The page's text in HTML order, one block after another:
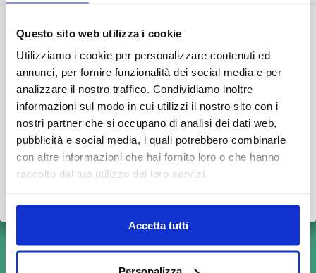
Questo sito web utilizza i cookie
Utilizziamo i cookie per personalizzare contenuti ed
annunci, per fornire funzionalità dei social media e per
analizzare il nostro traffico. Condividiamo inoltre
informazioni sul modo in cui utilizzi il nostro sito con i
nostri partner che si occupano di analisi dei dati web,
pubblicità e social media, i quali potrebbero combinarle
con altre informazioni che hai fornito loro o che hanno
raccolto dal tuo utilizzo dei loro servizi.
Accetta tutti
Consulta i numeri da contattare
PRENOTA ONLINE
AVVISO AI PAZIENTI
Durante il mese di agosto alcuni Centri potrebbero osservare
orari ridotti o periodi di chiusura.
👉 Vi invitiamo a consultare ilcalendario completo con le
variazioni di agosto.
Grazie.